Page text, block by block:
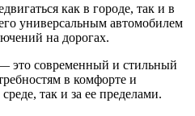
как в городе, так и в
универсальным автомобилем
на дорогах.
это современный и стильный
в комфорте и
так и за ее пределами.